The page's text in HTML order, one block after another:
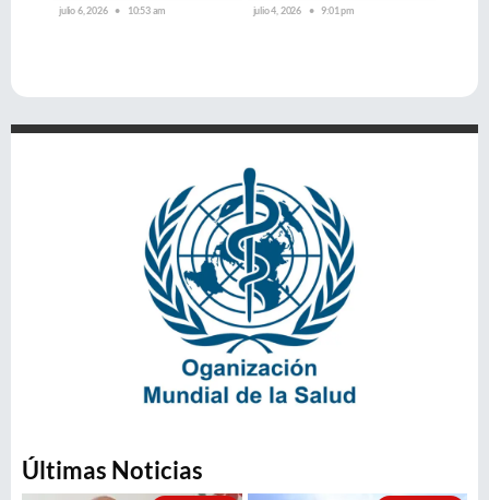
julio 6, 2026 10:53 am julio 4, 2026 9:01 pm
Últimas Noticias